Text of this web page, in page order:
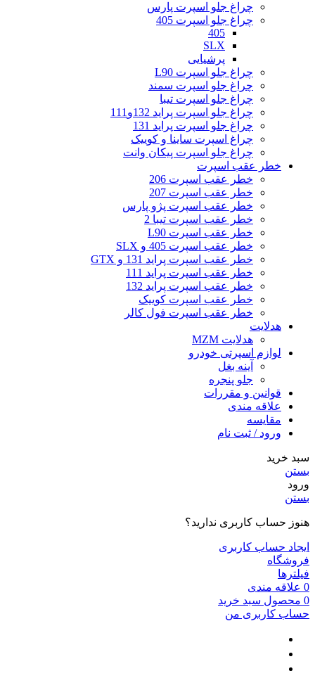
چراغ جلو اسپرت پارس
چراغ جلو اسپرت 405
405
SLX
پرشیایی
چراغ جلو اسپرت L90
چراغ جلو اسپرت سمند
چراغ جلو اسپرت تیبا
چراغ جلو اسپرت پراید 132و111
چراغ جلو اسپرت پراید 131
چراغ اسپرت ساینا و کوییک
چراغ جلو اسپرت پیکان وانت
خطر عقب اسپرت
خطر عقب اسپرت 206
خطر عقب اسپرت 207
خطر عقب اسپرت پژو پارس
خطر عقب اسپرت تیبا 2
خطر عقب اسپرت L90
خطر عقب اسپرت 405 و SLX
خطر عقب اسپرت پراید 131 و GTX
خطر عقب اسپرت پراید 111
خطر عقب اسپرت پراید 132
خطر عقب اسپرت کوییک
خطر عقب اسپرت فول کالر
هدلایت
هدلایت MZM
لوازم اسپرتی خودرو
آینه بغل
جلو پنجره
قوانین و مقررات
علاقه مندی
مقایسه
ورود / ثبت نام
سبد خرید
بستن
ورود
بستن
هنوز حساب کاربری ندارید؟
ایجاد حساب کاربری
فروشگاه
فیلترها
0 علاقه مندی
0 محصول سبد خرید
حساب کاربری من